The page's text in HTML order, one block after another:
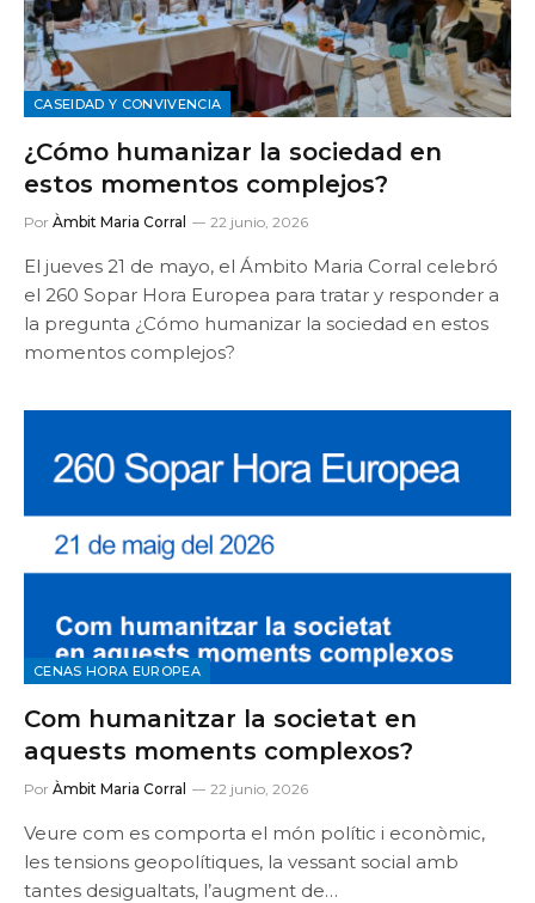
CASEIDAD Y CONVIVENCIA
¿Cómo humanizar la sociedad en
estos momentos complejos?
Por Àmbit Maria Corral 22 junio, 2026
El jueves 21 de mayo, el Ámbito Maria Corral celebró
el 260 Sopar Hora Europea para tratar y responder a
la pregunta ¿Cómo humanizar la sociedad en estos
momentos complejos?
CENAS HORA EUROPEA
Com humanitzar la societat en
aquests moments complexos?
Por Àmbit Maria Corral 22 junio, 2026
Veure com es comporta el món polític i econòmic,
les tensions geopolítiques, la vessant social amb
tantes desigualtats, l’augment de…